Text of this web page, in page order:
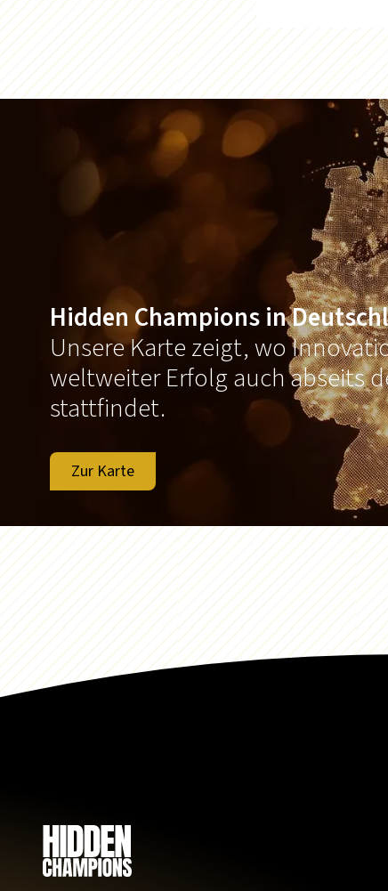
Hidden Champions in
Unsere Karte zeigt, wo
weltweiter Erfolg auch abseits
stattfindet.
Zur Karte